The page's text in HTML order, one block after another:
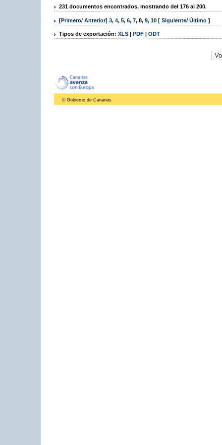
231 documentos encontrados, mostrando del 176 al 200.
[Primero/ Anterior] 3, 4, 5, 6, 7, 8, 9, 10 [ Siguiente/ Último ]
Tipos de exportación: XLS | PDF | ODT
© Gobierno de Canarias